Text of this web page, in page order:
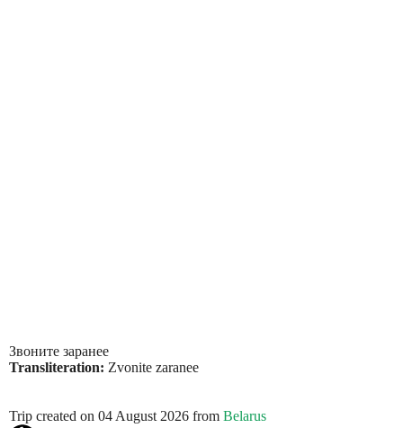
Звоните заранее
Transliteration: Zvonite zaranee
Trip created on 04 August 2026 from Belarus